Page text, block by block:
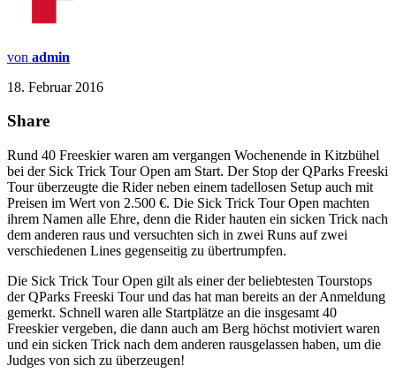
von admin
18. Februar 2016
Share
Rund 40 Freeskier waren am vergangen Wochenende in Kitzbühel
bei der Sick Trick Tour Open am Start. Der Stop der QParks Freeski
Tour überzeugte die Rider neben einem tadellosen Setup auch mit
Preisen im Wert von 2.500 €. Die Sick Trick Tour Open machten
ihrem Namen alle Ehre, denn die Rider hauten ein sicken Trick nach
dem anderen raus und versuchten sich in zwei Runs auf zwei
verschiedenen Lines gegenseitig zu übertrumpfen.
Die Sick Trick Tour Open gilt als einer der beliebtesten Tourstops
der QParks Freeski Tour und das hat man bereits an der Anmeldung
gemerkt. Schnell waren alle Startplätze an die insgesamt 40
Freeskier vergeben, die dann auch am Berg höchst motiviert waren
und ein sicken Trick nach dem anderen rausgelassen haben, um die
Judges von sich zu überzeugen!